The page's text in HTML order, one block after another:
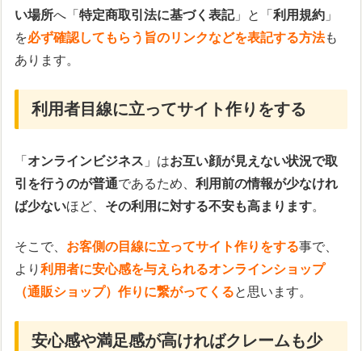
い場所へ「特定商取引法に基づく表記」と「利用規約 」
を必ず確認してもらう旨のリンクなどを表記する方法も
あります。
利用者目線に立ってサイト作りをする
「 オンラインビジネス 」はお互い顔が見えない状況で取
引を行うのが普通であるため、利用前の情報が少なけれ
ば少ないほど、 その利用に対する不安も高まります。
そこで、 お客側の目線に立ってサイト作りをする事で、
より利用者に安心感を与えられるオンラインショップ
（通販ショップ）作りに繋がってくると思います。
安心感や満足感が高ければクレームも少